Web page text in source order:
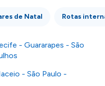
de Natal Rotas
- Guararapes - São
- São Paulo -